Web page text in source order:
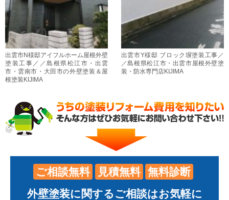
出雲市N様邸アイフルホーム屋根外壁
塗装工事／／島根県松江市・出雲
市・雲南市・大田市の外壁塗装＆屋
根塗装KIJIMA
出雲市Y様邸 ブロック塀塗装工事／
／島根県松江市・出雲市屋根外壁塗
装・防水専門店KIJIMA
ご相談無料 見積無料
無料診断
外壁塗装に関するご相談はお気軽に